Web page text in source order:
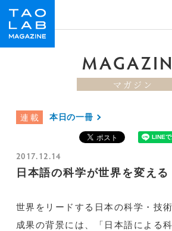
マガジン
連載 本日の一冊
2017.12.14
日本語の科学が世界を変える
世界をリードする日本の科学・技
成果の背景には、「日本語による